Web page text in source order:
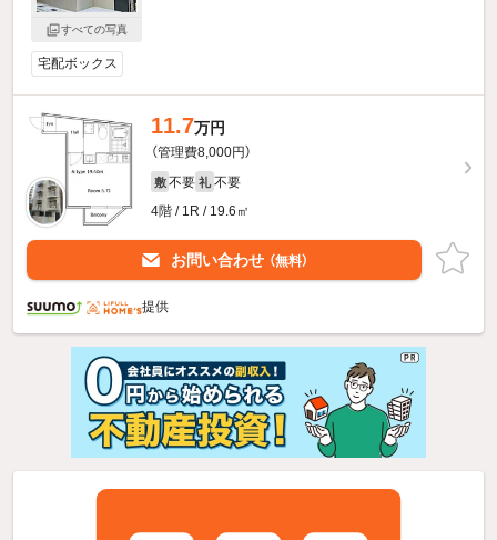
すべての写真
宅配ボックス
11.7万円
（管理費8,000円）
敷 不要 礼 不要
4階 / 1R / 19.6㎡
お問い合わせ （無料）
提供